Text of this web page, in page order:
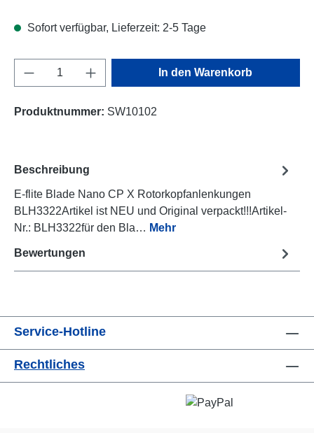
Sofort verfügbar, Lieferzeit: 2-5 Tage
Produkt Anzahl: Gib den gewünschten
In den Warenkorb
Produktnummer: SW10102
Beschreibung
E-flite Blade Nano CP X Rotorkopfanlenkungen
BLH3322Artikel ist NEU und Original verpackt!!!Artikel-
Nr.: BLH3322für den Bla… Mehr
Bewertungen
Service-Hotline
Rechtliches